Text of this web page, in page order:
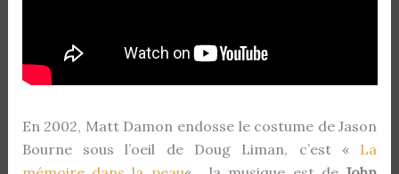
En 2002, Matt Damon endosse le costume de Jason
Bourne sous l’oeil de Doug Liman, c’est « La